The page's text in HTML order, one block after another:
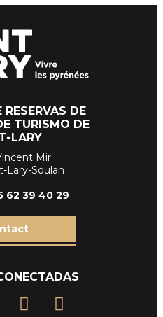
RESERVAS DE
TURISMO DE
LARY
Mir
Lary-Soulan
62 39 40 29